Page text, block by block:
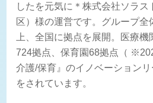
したを元気に＊株式会社ソラス
区）様の運営です。グループ全
上、全国に拠点を展開。医療
724拠点、保育園68拠点（
介護/保育』のイノベーション
をされています。